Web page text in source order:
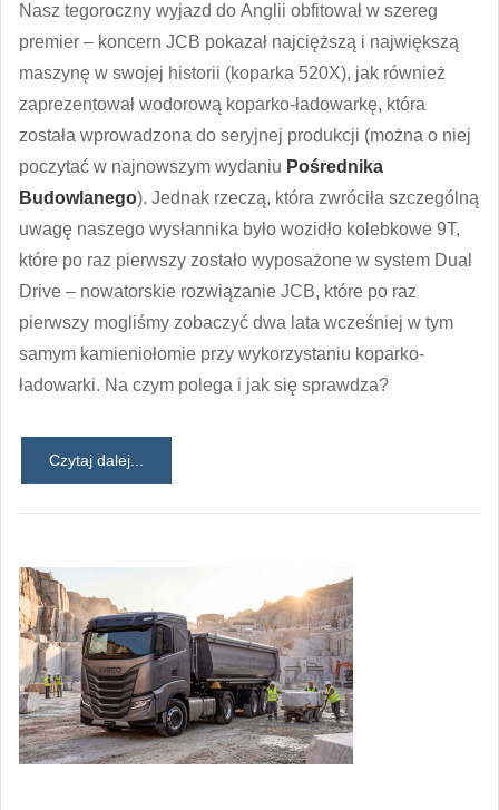
Nasz tegoroczny wyjazd do Anglii obfitował w szereg
premier – koncern JCB pokazał najcięższą i największą
maszynę w swojej historii (koparka 520X), jak również
zaprezentował wodorową koparko-ładowarkę, która
została wprowadzona do seryjnej produkcji (można o niej
poczytać w najnowszym wydaniu Pośrednika
Budowlanego). Jednak rzeczą, która zwróciła szczególną
uwagę naszego wysłannika było wozidło kolebkowe 9T,
które po raz pierwszy zostało wyposażone w system Dual
Drive – nowatorskie rozwiązanie JCB, które po raz
pierwszy mogliśmy zobaczyć dwa lata wcześniej w tym
samym kamieniołomie przy wykorzystaniu koparko-
ładowarki. Na czym polega i jak się sprawdza?
Czytaj dalej...